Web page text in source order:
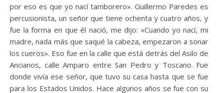
por eso es que yo nací tamborero». Guillermo Paredes es
percusionista, un señor que tiene ochenta y cuatro años, y
fue la forma en que él nació, me dijo: «Cuando yo nací, mi
madre, nada más que saqué la cabeza, empezaron a sonar
los cueros». Eso fue en la calle que está detrás del Asilo de
Ancianos, calle Amparo entre San Pedro y Toscano. Fue
donde vivía ese señor, que tuvo su casa hasta que se fue
para los Estados Unidos. Hace algunos años se fue con su